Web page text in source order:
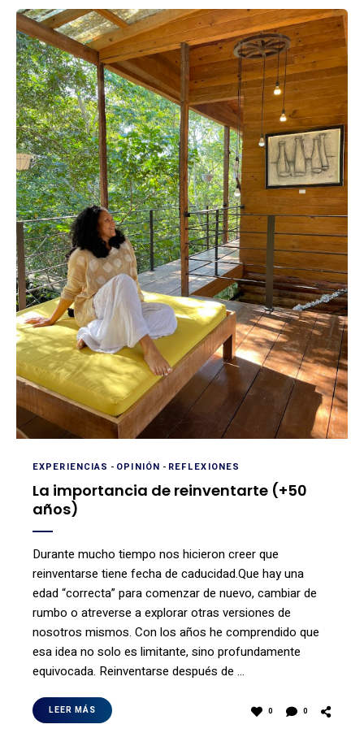
EXPERIENCIAS - OPINIÓN - REFLEXIONES
La importancia de reinventarte (+50
años)
Durante mucho tiempo nos hicieron creer que
reinventarse tiene fecha de caducidad.Que hay una
edad “correcta” para comenzar de nuevo, cambiar de
rumbo o atreverse a explorar otras versiones de
nosotros mismos. Con los años he comprendido que
esa idea no solo es limitante, sino profundamente
equivocada. Reinventarse después de …
LEER MÁS 0 0